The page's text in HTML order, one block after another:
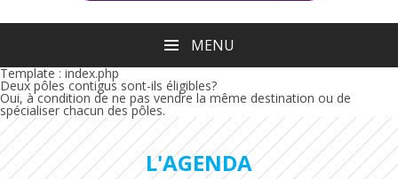
MENU
Template : index.php
Deux pôles contigus sont-ils éligibles?
Oui, à condition de ne pas vendre la même destination ou de
spécialiser chacun des pôles.
L'AGENDA